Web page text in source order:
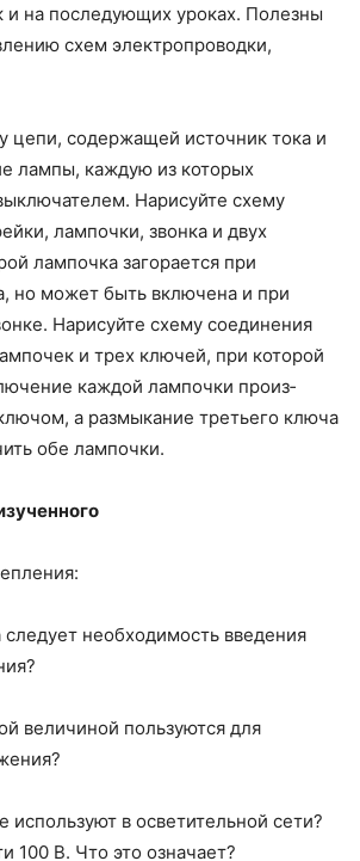
и на последующих уроках. Полезны
схем электропроводки,
цепи, содержащей источник тока и
лампы, каждую из которых
Нарисуйте схему
лампочки, звонка и двух
лампочка загорается при
но может быть включена и при
Нарисуйте схему соединения
и трех клю­чей, при которой
каждой лампочки произ­
а размыкание третьего ключа
обе лампочки.
следует необходимость введения
величиной пользуются для
используют в осветительной сети?
100 В. Что это означает?